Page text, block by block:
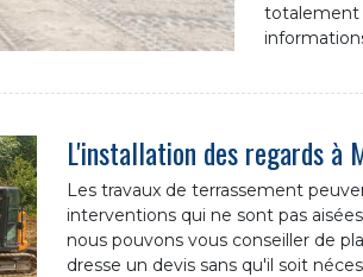
totalement
L'installation des regards à
Les travaux de terrassement
interventions qui ne sont pas
nous pouvons vous conseiller de
dresse un devis sans qu'il soit